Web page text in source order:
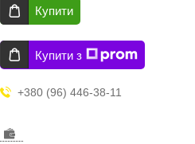
Купити
Купити з
+380 (96) 446-38-11